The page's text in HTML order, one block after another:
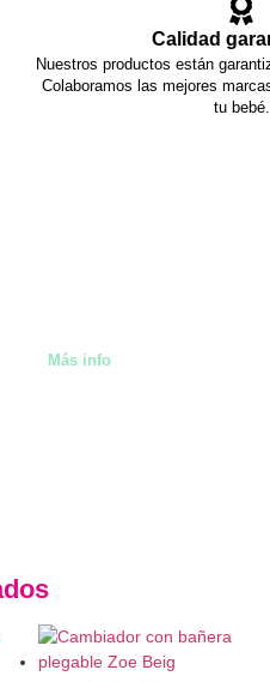
Calidad
Nuestros productos están
Colaboramos las mejores
tu bebé.
Más info